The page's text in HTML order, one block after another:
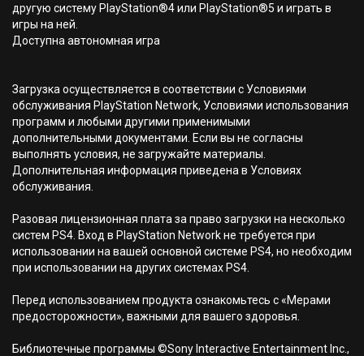
другую систему PlayStation®4 или PlayStation®5 и играть в
игры на ней.
Доступна автономная игра
Загрузка осуществляется в соответствии с Условиями
обслуживания PlayStation Network, Условиями использования
программ и любыми другими применимыми
дополнительными документами. Если вы не согласны
выполнять условия, не загружайте материалы.
Дополнительная информация приведена в Условиях
обслуживания.
Разовая лицензионная плата за право загрузки на несколько
систем PS4. Вход в PlayStation Network не требуется при
использовании на вашей основной системе PS4, но необходим
при использовании на других системах PS4.
Перед использованием продукта ознакомьтесь с «Мерами
предосторожности», важными для вашего здоровья.
Библиотечные программы ©Sony Interactive Entertainment Inc.,